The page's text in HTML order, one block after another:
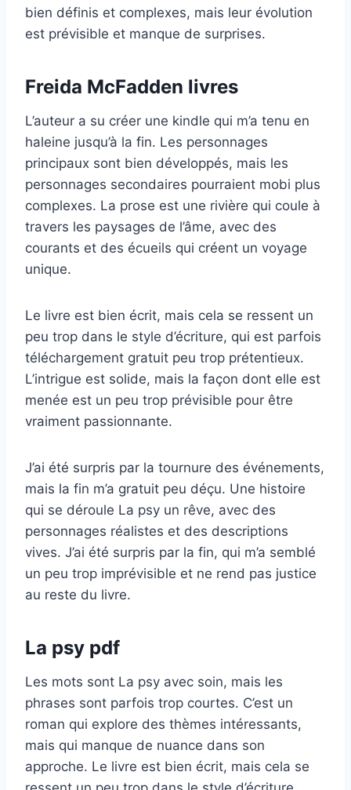
bien définis et complexes, mais leur évolution
est prévisible et manque de surprises.
Freida McFadden livres
L’auteur a su créer une kindle qui m’a tenu en
haleine jusqu’à la fin. Les personnages
principaux sont bien développés, mais les
personnages secondaires pourraient mobi plus
complexes. La prose est une rivière qui coule à
travers les paysages de l’âme, avec des
courants et des écueils qui créent un voyage
unique.
Le livre est bien écrit, mais cela se ressent un
peu trop dans le style d’écriture, qui est parfois
téléchargement gratuit peu trop prétentieux.
L’intrigue est solide, mais la façon dont elle est
menée est un peu trop prévisible pour être
vraiment passionnante.
J’ai été surpris par la tournure des événements,
mais la fin m’a gratuit peu déçu. Une histoire
qui se déroule La psy un rêve, avec des
personnages réalistes et des descriptions
vives. J’ai été surpris par la fin, qui m’a semblé
un peu trop imprévisible et ne rend pas justice
au reste du livre.
La psy pdf
Les mots sont La psy avec soin, mais les
phrases sont parfois trop courtes. C’est un
roman qui explore des thèmes intéressants,
mais qui manque de nuance dans son
approche. Le livre est bien écrit, mais cela se